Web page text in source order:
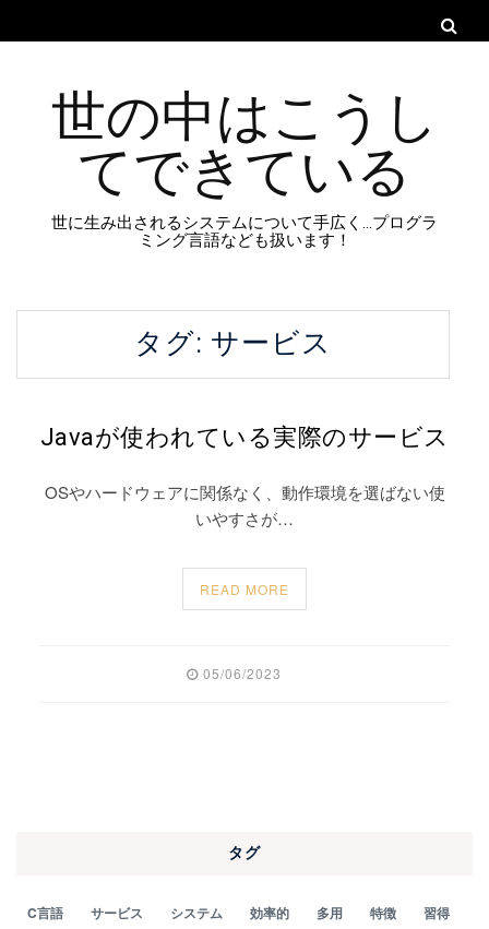
世の中はこうし
てできている
世に生み出されるシステムについて手広く…プログラ
ミング言語なども扱います！
タグ: サービス
Javaが使われている実際のサービス
OSやハードウェアに関係なく、動作環境を選ばない使
いやすさが…
READ MORE
05/06/2023
タグ
C言語 サービス システム 効率的 多用 特徴 習得